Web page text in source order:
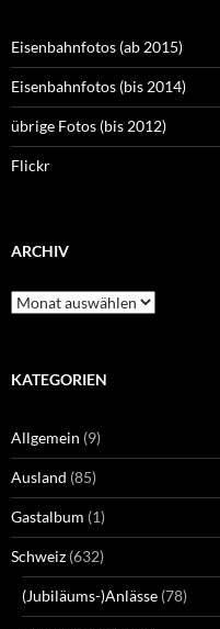
Eisenbahnfotos (ab 2015)
Eisenbahnfotos (bis 2014)
übrige Fotos (bis 2012)
Flickr
ARCHIV
Archiv
KATEGORIEN
Allgemein (9)
Ausland (85)
Gastalbum (1)
Schweiz (632)
(Jubiläums-)Anlässe (78)